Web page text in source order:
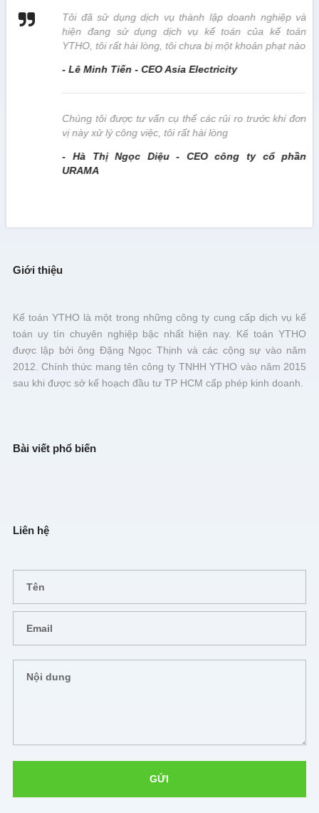
Tôi đã sử dụng dịch vụ thành lập doanh nghiệp và
hiện đang sử dụng dịch vụ kế toán của kế toán
YTHO, tôi rất hài lòng, tôi chưa bị một khoản phạt nào
- Lê Minh Tiến - CEO Asia Electricity
Chúng tôi được tư vấn cụ thể các rủi ro trước khi đơn
vị này xử lý công việc, tôi rất hài lòng
- Hà Thị Ngọc Diệu - CEO công ty cổ phần
URAMA
Giới thiệu
Kế toán YTHO là một trong những công ty cung cấp dịch vụ kế
toán uy tín chuyên nghiệp bậc nhất hiện nay. Kế toán YTHO
được lập bởi ông Đặng Ngọc Thịnh và các cộng sự vào năm
2012. Chính thức mang tên công ty TNHH YTHO vào năm 2015
sau khi được sở kế hoạch đầu tư TP HCM cấp phép kinh doanh.
Bài viết phổ biến
Liên hệ